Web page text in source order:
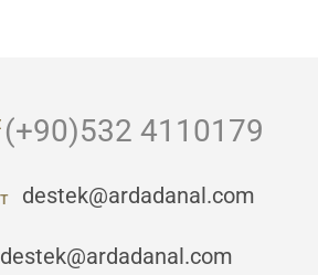
(+90)532 4110179
destek@ardadanal.com
destek@ardadanal.com